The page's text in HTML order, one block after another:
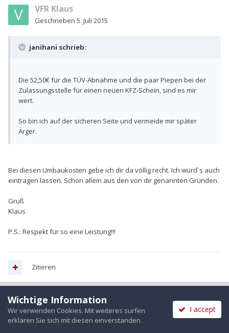
VFR Klaus
Geschrieben 5. Juli 2015
janihani schrieb:
Die 52,50€ für die TÜV-Abnahme und die paar Piepen bei der
Zulassungsstelle für einen neuen KFZ-Schein, sind es mir
wert.
So bin ich auf der sicheren Seite und vermeide mir später
Ärger.
Bei diesen Umbaukosten gebe ich dir da völlig recht. Ich würd`s auch
eintragen lassen. Schon allein aus den von dir genannten Gründen.
Gruß
Klaus
P.S.: Respekt für so eine Leistung!!!
Zitieren
Tomssen
Geschrieben5. Juli 2015
Wichtige Information
Wir verwenden Cookies. Mit weiteres surfen
erklären Sie sich mit diesen einverstanden.
I accept